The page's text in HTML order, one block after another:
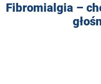
Fibromialgia –